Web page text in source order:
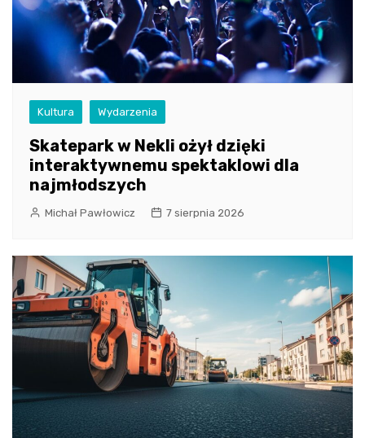
Kultura Wydarzenia
Skatepark w Nekli ożył dzięki
interaktywnemu spektaklowi dla
najmłodszych
Michał Pawłowicz 7 sierpnia 2026